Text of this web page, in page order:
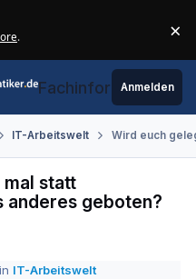
. ×
Fachinformatiker.de
Anmelden
IT-Arbeitswelt Wird euch
statt
anderes geboten?
in IT-Arbeitswelt